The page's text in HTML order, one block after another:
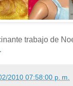
trabajo de
.
2010 07:58:00 p. m.